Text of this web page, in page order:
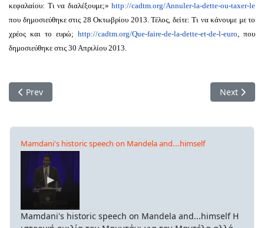
κεφαλαίου: Τι να διαλέξουμε;» http://cadtm.org/Annuler-la-dette-ou-taxer-le
που δημοσιεύθηκε στις 28 Οκτωβρίου 2013. Τέλος, δείτε: Τι να κάνουμε με το
χρέος και το ευρώ; http://cadtm.org/Que-faire-de-la-dette-et-de-l-euro , που
δημοσιεύθηκε στις 30 Απριλίου 2013.
Previous article: Για να μην μας σαρώσει το ευρωπαϊκό
Prev Next
Next
Mamdani's historic speech on Mandela and...himself
Mamdani's historic speech on Mandela and...himself Η